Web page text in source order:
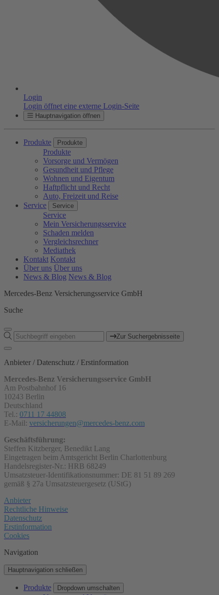
Login
Login öffnet eine externe Login-Seite
Hauptnavigation öffnen
Produkte Produkte
Produkte
Vorsorge und Vermögen
Gesundheit und Pflege
Wohnen und Eigentum
Haftpflicht und Recht
Auto, Freizeit und Reise
Service
Service
Service
Mein Versicherungsservice
Schaden melden
Vergleichsrechner
Mediathek
Kontakt Kontakt
Über uns Über uns
News & Blog News & Blog
Mercedes-Benz Versicherungsservice GmbH
Suche
Zur Suchergebnisseite
Anbieter / Datenschutz / Erstinformation
Mercedes-Benz Versicherungsservice GmbH
Am Postbahnhof 16
10243 Berlin
Deutschland
Tel.: 0711 17 44808
E-Mail: versicherungen@mercedes-benz.com
Geschäftsführung:
Steffen Kitzberger, Benedikt Lang
Eingetragen beim Amtsgericht Berlin Charlottenburg
Handelsregister-Nr.: HRB 68249
Umsatzsteuer-Identifikationsnummer: DE 81 51 89 269
gemäß § 27a Umsatzsteuergesetz (UStG)
Anbieter
Rechtliche Hinweise
Datenschutz
Erstinformation
Cookies
Navigation
Hauptnavigation schließen
Produkte Dropdown umschalten